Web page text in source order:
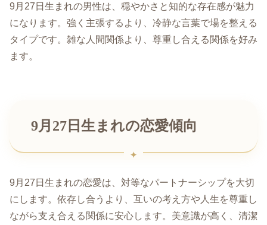
9月27日生まれの男性は、穏やかさと知的な存在感が魅力
になります。強く主張するより、冷静な言葉で場を整える
タイプです。雑な人間関係より、尊重し合える関係を好み
ます。
9月27日生まれの恋愛傾向
9月27日生まれの恋愛は、対等なパートナーシップを大切
にします。依存し合うより、互いの考え方や人生を尊重し
ながら支え合える関係に安心します。美意識が高く、清潔